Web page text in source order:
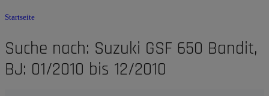
Startseite
Suche nach: Suzuki GSF 650 Bandit,
BJ: 01/2010 bis 12/2010